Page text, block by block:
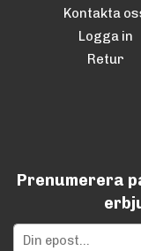
Kontakta
Logga in
Retur
Prenumerera